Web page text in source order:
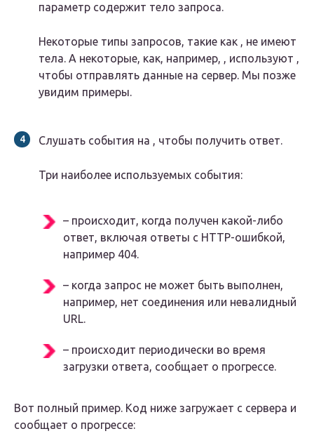
параметр содержит тело запроса.
Некоторые типы запросов, такие как , не имеют
тела. А некоторые, как, например, , используют ,
чтобы отправлять данные на сервер. Мы позже
увидим примеры.
Слушать события на , чтобы получить ответ.
Три наиболее используемых события:
– происходит, когда получен какой-либо
ответ, включая ответы с HTTP-ошибкой,
например 404.
– когда запрос не может быть выполнен,
например, нет соединения или невалидный
URL.
– происходит периодически во время
загрузки ответа, сообщает о прогрессе.
Вот полный пример. Код ниже загружает с сервера и
сообщает о прогрессе: